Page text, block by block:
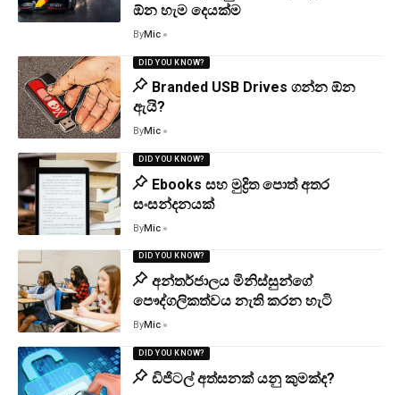
ඕන හැම දෙයක්ම
ByMic
DID YOU KNOW?
Branded USB Drives ගන්න ඕන
ඇයි?
ByMic
DID YOU KNOW?
Ebooks සහ මුද්‍රිත පොත් අතර
සංසන්දනයක්
ByMic
DID YOU KNOW?
අන්තර්ජාලය මිනිස්සුන්ගේ
පෞද්ගලිකත්වය නැති කරන හැටි
ByMic
DID YOU KNOW?
ඩිජිටල් අත්සනක් යනු කුමක්ද?